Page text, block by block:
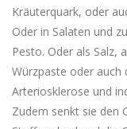
Kräuterquark, oder
Oder in Salaten und
Pesto. Oder als Salz,
Würzpaste oder auch
Arteriosklerose und
Zudem senkt sie den